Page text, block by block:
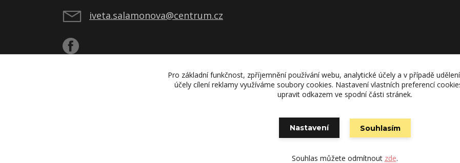
iveta.salamonova@centrum.cz
Vytvořeno na Eshop-rychle.cz
Pro základní funkčnost, zpříjemnění používání webu, analytické účely a v případě
účely cílení reklamy využíváme soubory cookies. Nastavení vlastních preferencí
upravit odkazem ve spodní části stránek.
Nastavení Souhlasím
Souhlas můžete odmítnout zde.